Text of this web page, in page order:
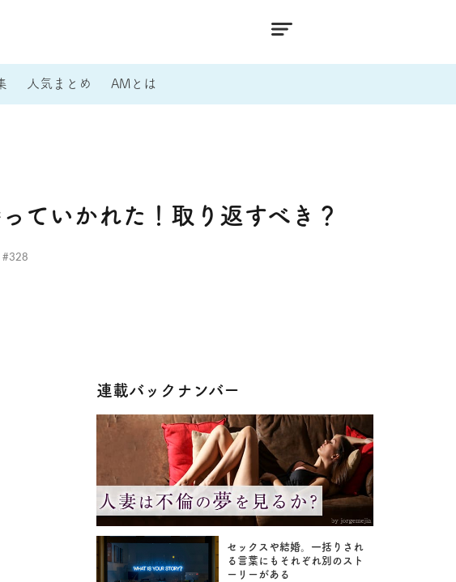
人気まとめ AMとは
ていかれた！取り返すべき？
#328
連載バックナンバー
セックスや結婚。一括りされ
る言葉にもそれぞれ別のスト
ーリーがある